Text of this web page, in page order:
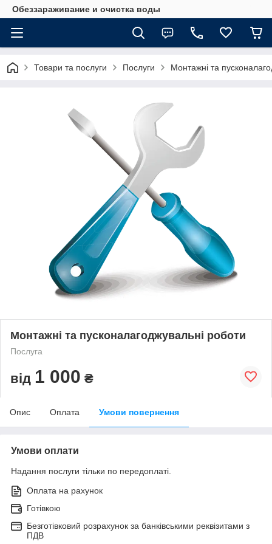
Обеззараживание и очистка воды
Товари та послуги Послуги Монтажні та
Монтажні та пусконалагоджувальні роботи
Послуга
від 1 000 ₴
Опис Оплата Умови повернення
Умови оплати
Надання послуги тільки по передоплаті.
Оплата на рахунок
Готівкою
Безготівковий розрахунок за банківськими реквізитами з
ПДВ